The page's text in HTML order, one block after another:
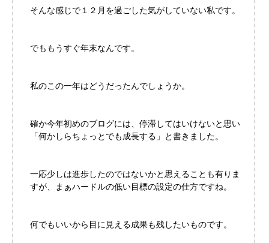
そんな感じで１２月を過ごした気がしていない私です。
でももうすぐ年末なんです。
私のこの一年はどうだったんでしょうか。
確か今年初めのブログには、停滞してはいけないと思い
「何かしらちょっとでも成長する」と書きました。
一応少しは進歩したのではないかと思えることも有りま
すが、まぁハードルの低い目標の設定の仕方ですね。
何でもいいから目に見える成果も残したいものです。